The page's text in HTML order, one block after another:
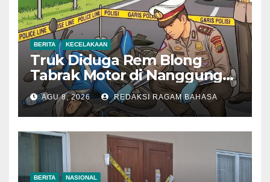
BERITA KECELAKAAN
Truk Diduga Rem Blong
Tabrak Motor di Nanggung
Bogor, Dua Orang Tewas
AGU 8, 2026 REDAKSI RAGAM BAHASA
BERITA NASIONAL